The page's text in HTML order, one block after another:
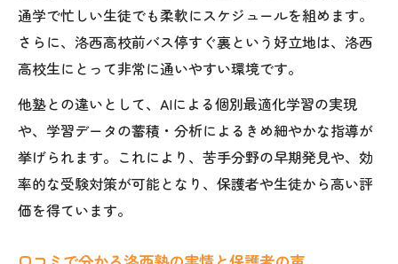
通学で忙しい生徒でも柔軟にスケジュールを組めます。
さらに、洛西高校前バス停すぐ裏という好立地は、洛西
高校生にとって非常に通いやすい環境です。
他塾との違いとして、AIによる個別最適化学習の実現
や、学習データの蓄積・分析によるきめ細やかな指導が
挙げられます。これにより、苦手分野の早期発見や、効
率的な受験対策が可能となり、保護者や生徒から高い評
価を得ています。